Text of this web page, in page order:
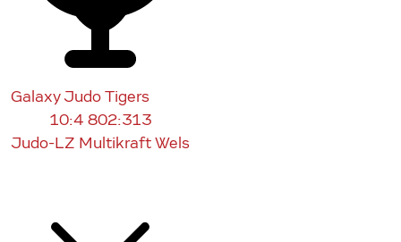
Galaxy Judo Tigers
10:4 802:313
Judo-LZ Multikraft Wels